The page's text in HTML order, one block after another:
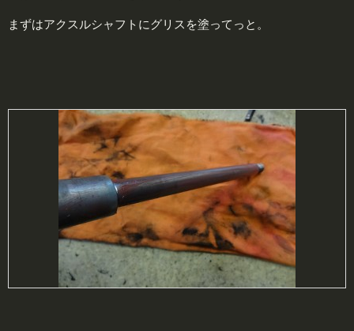
まずはアクスルシャフトにグリスを塗ってっと。